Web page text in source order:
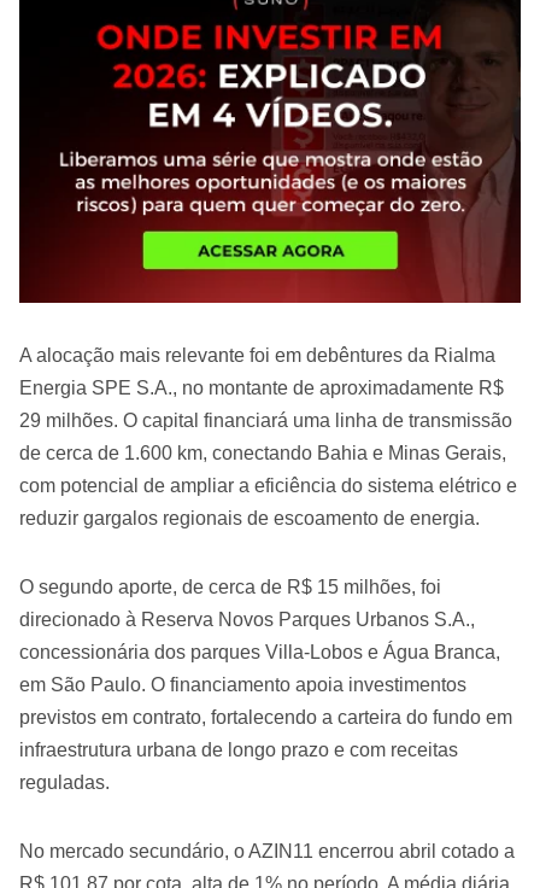
A alocação mais relevante foi em debêntures da Rialma
Energia SPE S.A., no montante de aproximadamente R$
29 milhões. O capital financiará uma linha de transmissão
de cerca de 1.600 km, conectando Bahia e Minas Gerais,
com potencial de ampliar a eficiência do sistema elétrico e
reduzir gargalos regionais de escoamento de energia.
O segundo aporte, de cerca de R$ 15 milhões, foi
direcionado à Reserva Novos Parques Urbanos S.A.,
concessionária dos parques Villa-Lobos e Água Branca,
em São Paulo. O financiamento apoia investimentos
previstos em contrato, fortalecendo a carteira do fundo em
infraestrutura urbana de longo prazo e com receitas
reguladas.
No mercado secundário, o AZIN11 encerrou abril cotado a
R$ 101,87 por cota, alta de 1% no período. A média diária